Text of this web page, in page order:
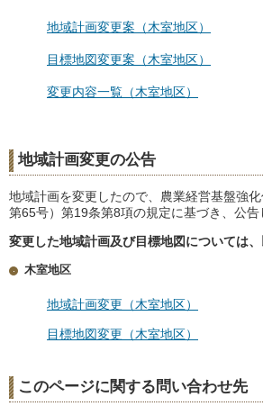
地域計画変更案（木室地区）
目標地図変更案（木室地区）
変更内容一覧（木室地区）
地域計画変更の公告
地域計画を変更したので、農業経営基盤強
第65号）第19条第8項の規定に基づき、公告
変更した地域計画及び目標地図については、
木室地区
地域計画変更（木室地区）
目標地図変更（木室地区）
このページに関する問い合わせ先